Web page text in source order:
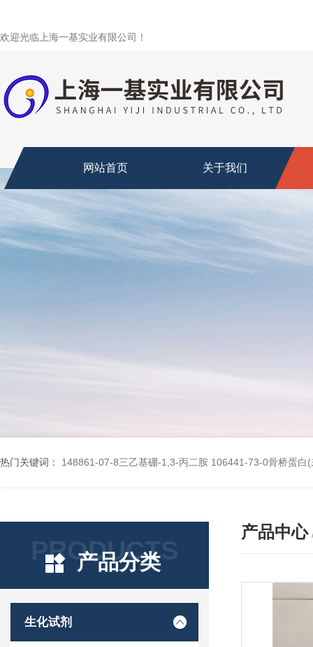
欢迎光临上海一基实业有限公司！
网站首页 关于我们
热门关键词： 148861-07-8三乙基硼-1,3-丙二胺 106441-73-0骨桥蛋白
PRODUCTS
产品分类
生化试剂
产品中心